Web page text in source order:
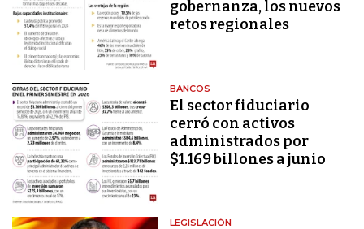
gobernanza, los nuevos
retos regionales
BANCOS
El sector fiduciario
cerró con activos
administrados por
$1.169 billones a junio
LEGISLACIÓN